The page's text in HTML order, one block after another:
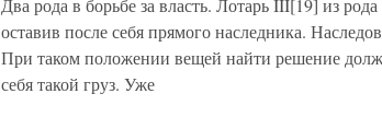
Два рода в борьбе за власть. Лотарь III[19] из
оставив после себя прямого наследника.
При таком положении вещей найти решение
себя такой груз. Уже